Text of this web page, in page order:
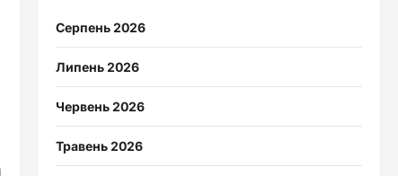
Серпень 2026
Липень 2026
Червень 2026
Травень 2026